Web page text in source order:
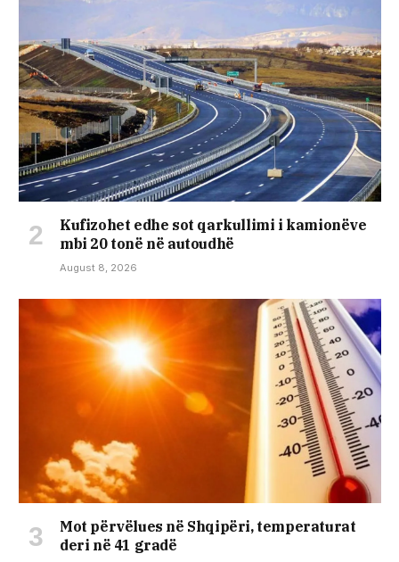
Kufizohet edhe sot qarkullimi i kamionëve
mbi 20 tonë në autoudhë
August 8, 2026
Mot përvëlues në Shqipëri, temperaturat
deri në 41 gradë